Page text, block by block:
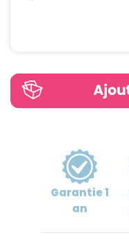
Garantie1
an